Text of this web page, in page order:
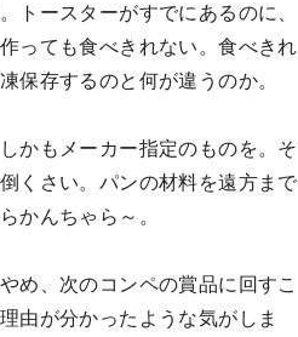
トースターがすでにあるのに、
っても食べきれない。食べきれ
保存するのと何が違うのか。
かもメーカー指定のものを。そ
くさい。パンの材料を遠方まで
かんちゃら～。
め、次のコンペの賞品に回すこ
由が分かったような気がしま